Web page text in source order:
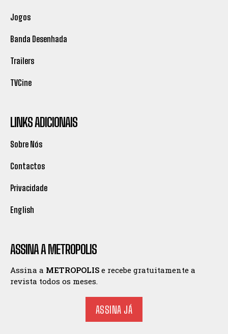
Jogos
Banda Desenhada
Trailers
TVCine
LINKS ADICIONAIS
Sobre Nós
Contactos
Privacidade
English
ASSINA A METROPOLIS
Assina a METROPOLIS e recebe gratuitamente a
revista todos os meses.
ASSINA JÁ